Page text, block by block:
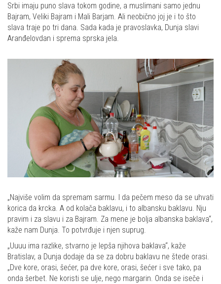
Srbi imaju puno slava tokom godine, a muslimani samo jednu
Bajram, Veliki Bajram i Mali Barjam. Ali neobično joj je i to što
slava traje po tri dana. Sada kada je pravoslavka, Dunja slavi
Aranđelovdan i sprema sprska jela.
„Najviše volim da spremam sarmu. I da pečem meso da se uhvati
korica da krcka. A od kolača baklavu, i to albansku baklavu. Nju
pravim i za slavu i za Bajram. Za mene je bolja albanska baklava“,
kaže nam Dunja. To potvrđuje i njen suprug.
„Uuuu ima razlike, stvarno je lepša njihova baklava“, kaže
Bratislav, a Dunja dodaje da se za dobru baklavu ne štede orasi.
„Dve kore, orasi, šećer, pa dve kore, orasi, šećer i sve tako, pa
onda šerbet. Ne koristi se ulje, nego margarin. Onda se iseče i